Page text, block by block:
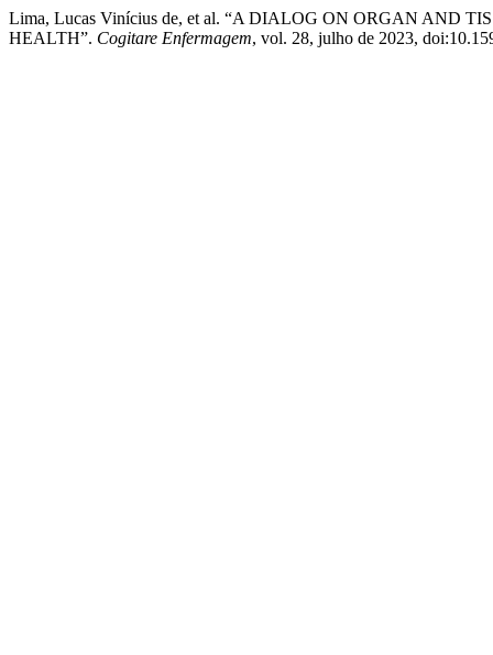
Lima, Lucas Vinícius de, et al. “A DIALOG ON ORGAN AND
HEALTH”. Cogitare Enfermagem, vol. 28, julho de 2023,